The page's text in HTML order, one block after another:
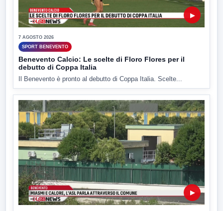
▶
7 AGOSTO 2026
SPORT BENEVENTO
Benevento Calcio: Le scelte di Floro Flores per il
debutto di Coppa Italia
Il Benevento è pronto al debutto di Coppa Italia. Scelte...
▶